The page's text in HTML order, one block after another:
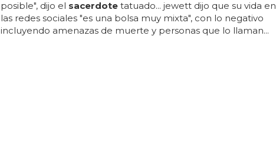
posible", dijo el sacerdotetatuado... jewett dijo que su vida en
las redes sociales "es una bolsa muy mixta", con lo negativo
incluyendo amenazas de muerte y personas que lo llaman...